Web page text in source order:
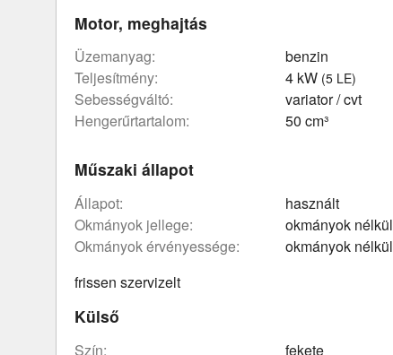
Motor, meghajtás
üzemanyag:
benzin
teljesítmény:
4 kW (5 LE)
sebességváltó:
variator / cvt
hengerűrtartalom:
50 cm³
Műszaki állapot
állapot:
használt
okmányok jellege:
okmányok nélkül
okmányok érvényessége:
okmányok nélkül
frissen szervizelt
Külső
szín: fekete